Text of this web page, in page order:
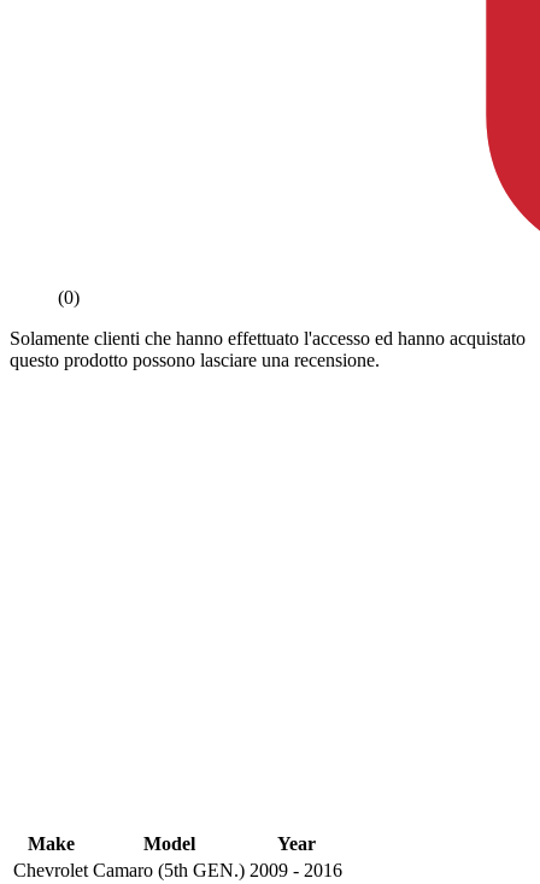
(0)
Solamente clienti che hanno effettuato l'accesso ed hanno acquistato
questo prodotto possono lasciare una recensione.
Make Model
Year
Chevrolet Camaro (5th GEN.) 2009 - 2016